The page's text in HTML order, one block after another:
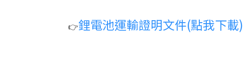
👉️鋰電池運輸證明文件(點我下載)